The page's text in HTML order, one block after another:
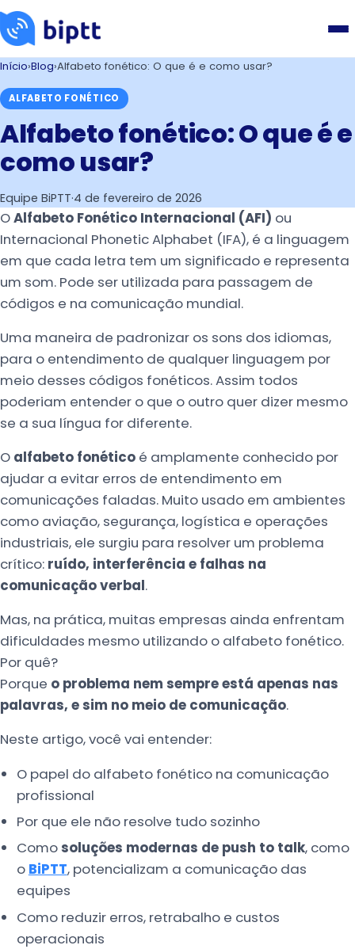
Início›Blog›Alfabeto fonético: O que é e como usar?
ALFABETO FONÉTICO
Alfabeto fonético: O que é e
como usar?
Equipe BiPTT·4 de fevereiro de 2026
OAlfabeto Fonético Internacional (AFI) ou
Internacional Phonetic Alphabet (IFA), é a linguagem
em que cada letra tem um significado e representa
um som. Pode ser utilizada para passagem de
códigos e na comunicação mundial.
Uma maneira de padronizar os sons dos idiomas,
para o entendimento de qualquer linguagem por
meio desses códigos fonéticos. Assim todos
poderiam entender o que o outro quer dizer mesmo
se a sua língua for diferente.
O alfabeto fonético é amplamente conhecido por
ajudar a evitar erros de entendimento em
comunicações faladas. Muito usado em ambientes
como aviação, segurança, logística e operações
industriais, ele surgiu para resolver um problema
crítico: ruído, interferência e falhas na
comunicação verbal.
Mas, na prática, muitas empresas ainda enfrentam
dificuldades mesmo utilizando o alfabeto fonético.
Por quê?
Porque o problema nem sempre está apenas nas
palavras, e sim no meio de comunicação.
Neste artigo, você vai entender:
O papel do alfabeto fonético na comunicação
profissional
Por que ele não resolve tudo sozinho
Comosoluções modernas de push to talk, como
o BiPTT, potencializam a comunicação das
equipes
Como reduzir erros, retrabalho e custos
operacionais